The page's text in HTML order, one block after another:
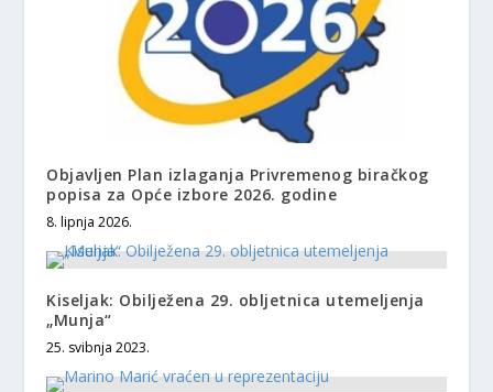
Objavljen Plan izlaganja Privremenog biračkog
popisa za Opće izbore 2026. godine
8. lipnja 2026.
Kiseljak: Obilježena 29. obljetnica utemeljenja
„Munja“
25. svibnja 2023.